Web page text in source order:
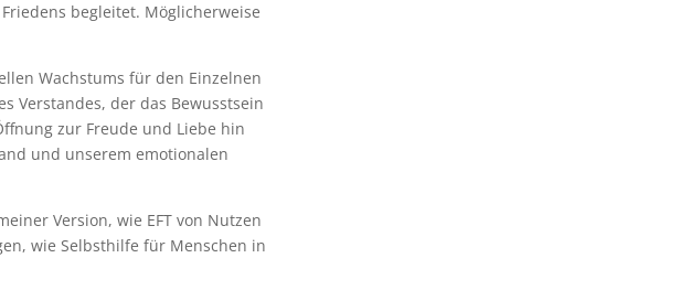
begleitet. Möglicherweise
Wachstums für den Einzelnen
Verstandes, der das Bewusstsein
zur Freude und Liebe hin
und unserem emotionalen
Version, wie EFT von Nutzen
wie Selbsthilfe für Menschen in